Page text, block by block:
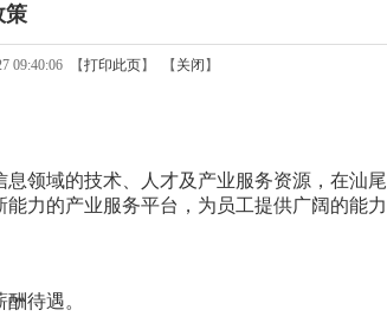
策
09:40:06 【打印此页】 【 关闭 】
领域的技术、人才及产业服务资源，在汕尾
力的产业服务平台，为员工提供广阔的能力
待遇。